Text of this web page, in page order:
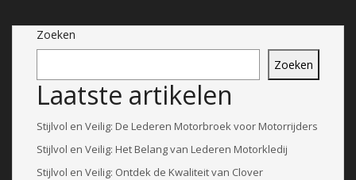
Zoeken
Zoeken
Laatste artikelen
Stijlvol en Veilig: De Lederen Motorbroek voor Motorrijders
Stijlvol en Veilig: Het Belang van Lederen Motorkledij
Stijlvol en Veilig: Ontdek de Kwaliteit van Clover